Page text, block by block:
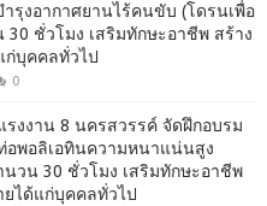
รุงอากาศยานไร้คนขับ (โดรนเพื่อ
30 ชั่วโมง เสริมทักษะอาชีพ สร้าง
ก่บุคคลทั่วไป
0
งงาน 8 นครสวรรค์ จัดฝึกอบรม
อพอลิเอทินความหนาแน่นสูง
นวน 30 ชั่วโมง เสริมทักษะอาชีพ
ยได้แก่บุคคลทั่วไป